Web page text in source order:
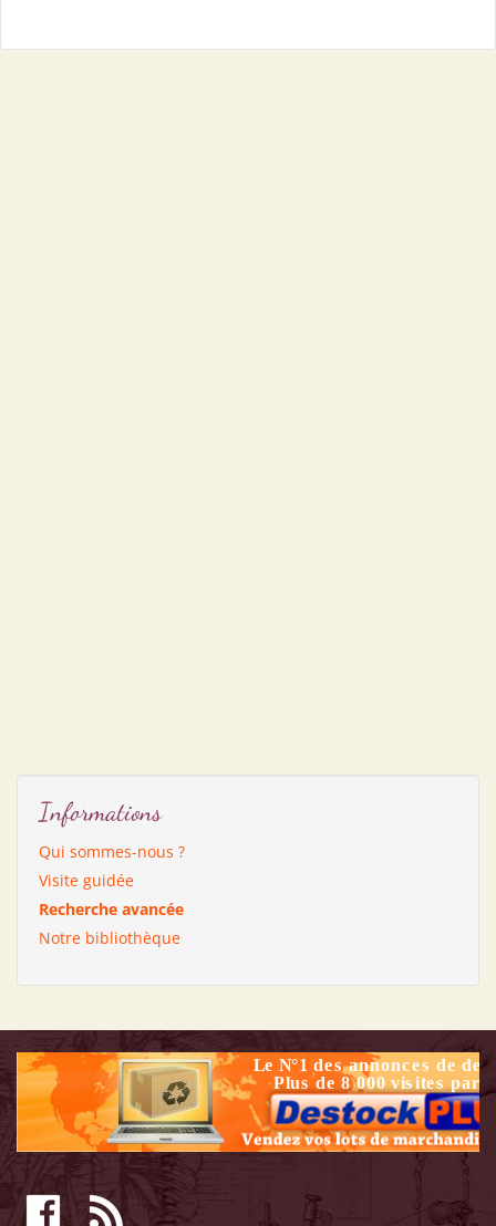
Informations
Qui sommes-nous ?
Visite guidée
Recherche avancée
Notre bibliothèque